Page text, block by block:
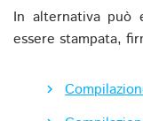
In alternativa può
essere stampata,